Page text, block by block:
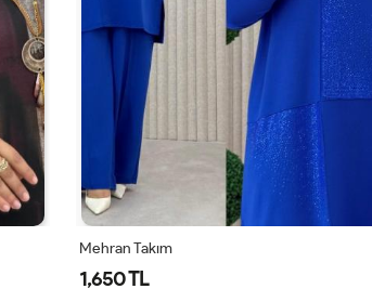
Mehran Takım
1,650 TL